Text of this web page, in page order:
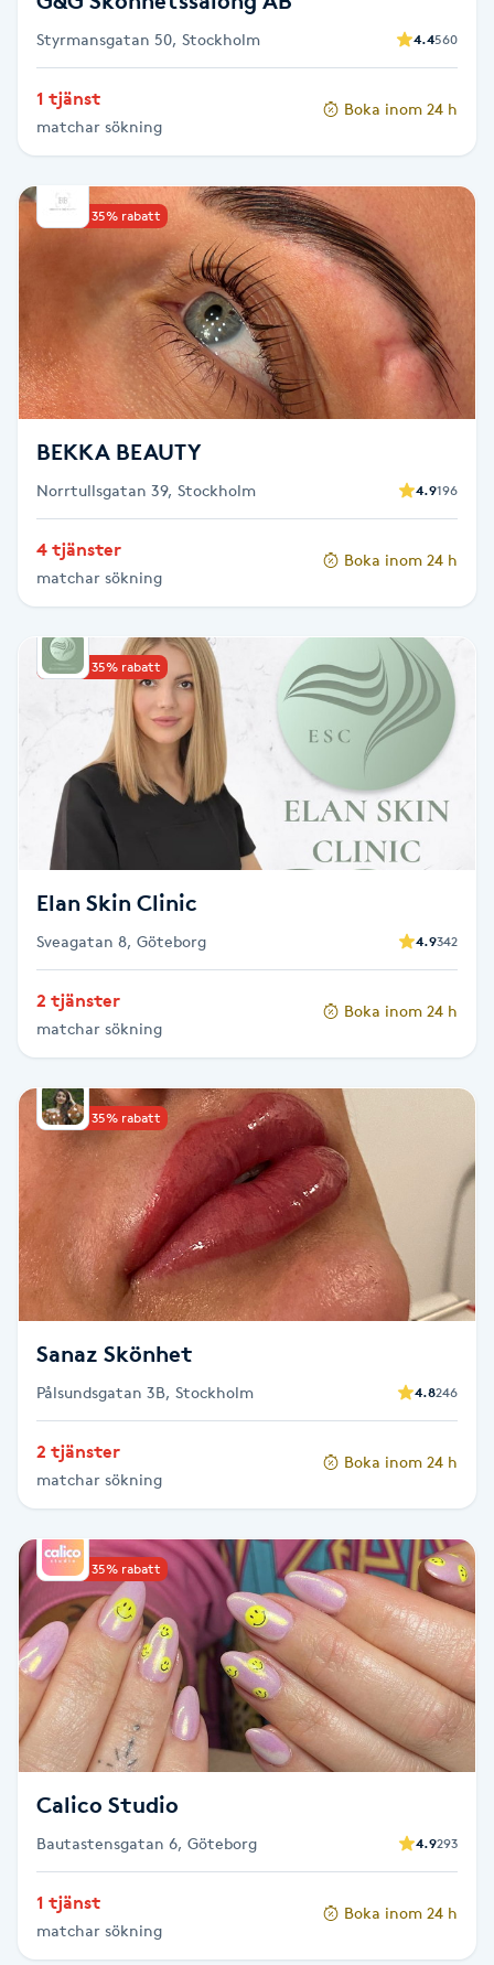
Gel naglar
Gellack
Gellack med förstärkning
Gravidmassage
Gravidyoga
Gruppträning
Gua Sha-massage
Herrklippning
HIFU
Hollywood Peel
Hot Stone Massage
Hot yoga
Hudföryngring
Huduppstramning
Hudvård
Hyaluronsyra
Hårbottenbehandling
Hårförlängning
Hårvård
Hälsa
Hälsprickor
Idrottsmassage
IPL
Styrmansgatan 50, Stockholm 4.4560
1 tjänst
matchar sökning
Boka inom 24 h
Upp till 35% rabatt
BEKKA BEAUTY
Norrtullsgatan 39, Stockholm 4.9196
4 tjänster
matchar sökning
Boka inom 24 h
Upp till 35% rabatt
Elan Skin Clinic
Sveagatan 8, Göteborg 4.9342
2 tjänster
matchar sökning
Boka inom 24 h
Upp till 35% rabatt
Sanaz Skönhet
Pålsundsgatan 3B, Stockholm 4.8246
2 tjänster
matchar sökning
Boka inom 24 h
Upp till 35% rabatt
Calico Studio
Bautastensgatan 6, Göteborg 4.9293
1 tjänst
matchar sökning
Boka inom 24 h